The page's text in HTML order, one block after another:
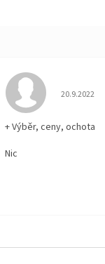
20.9.2022
+ Výběr, ceny, ochota
Nic